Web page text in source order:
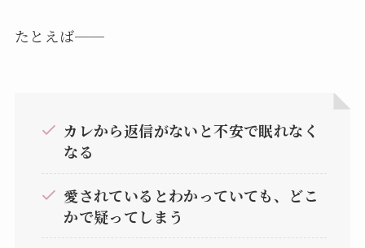
たとえば──
カレから返信がないと不安で眠れなく
なる
愛されているとわかっていても、どこ
かで疑ってしまう